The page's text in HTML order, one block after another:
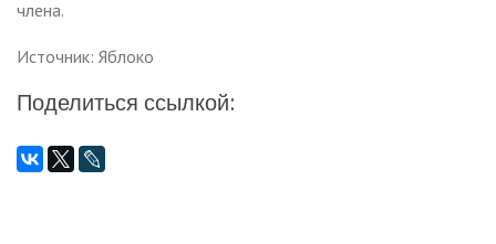
члена.
Источник: Яблоко
Поделиться ссылкой: